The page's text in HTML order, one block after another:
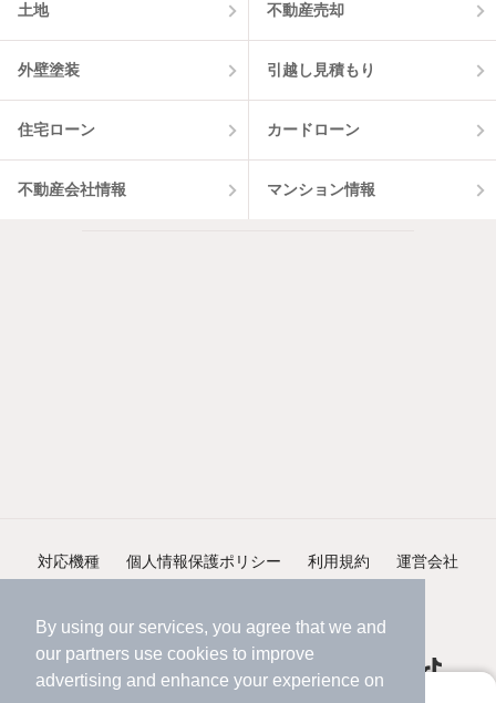
By using our services, you agree that we and
our partners use cookies to improve
advertising and enhance your experience on
土地 不動産売却
外壁塗装 引越し見積もり
住宅ローン カードローン
不動産会社情報 マンション情報
対応機種 個人情報保護ポリシー 利用規約 運営会社